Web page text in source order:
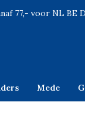
77,- voor NL BE
Mede